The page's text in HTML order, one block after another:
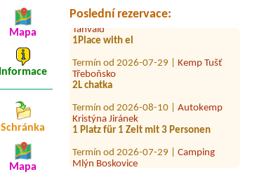
Poslední rezervace:
Termín od 2026-08-05 |
Tanvald
1Place with el
Třeboňsko
2L chatka
Kristýna Jiránek
1 Platz für 1 Zelt mit 3 Personen
Mlýn Boskovice
2 stany, 2 dospělí a 2 děti 8 a 10let
Mapa
Informace
Schránka
Mapa